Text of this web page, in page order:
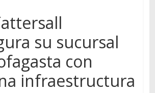
su sucursal
con
infraestructura